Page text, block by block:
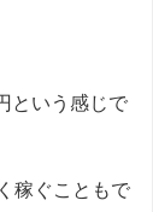
という感じで
稼ぐこともで